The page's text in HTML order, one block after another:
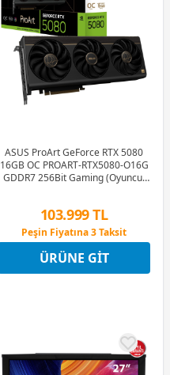
ASUS ProArt GeForce RTX 5080
16GB OC PROART-RTX5080-O16G
GDDR7 256Bit Gaming (Oyuncu)
103.999 TL
Peşin Fiyatına 3 Taksit
12 Ay x 12.234 TL taksitle
Peşin Fiyatına 3 Taksit
ÜRÜNE GIT